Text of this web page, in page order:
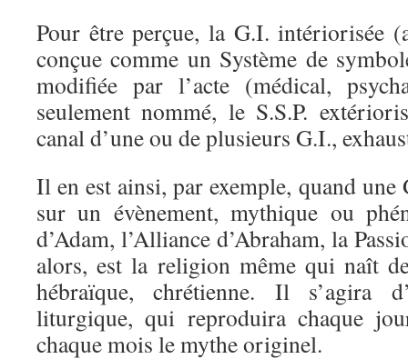
Pour être perçue, la G.I. intériorisée
conçue comme un Système de
modifiée par l’acte (médical,
seulement nommé, le S.S.P.
canal d’une ou de plusieurs G.I.,
Il en est ainsi, par exemple, quand
sur un évènement, mythique ou
d’Adam, l’Alliance d’Abraham, la
alors, est la religion même qui naît
hébraïque, chrétienne. Il s’agira
liturgique, qui reproduira chaque
chaque mois le mythe originel.